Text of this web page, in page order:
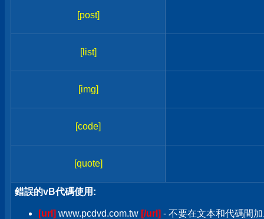
[post]
[list]
[img]
[code]
[quote]
錯誤的vB代碼使用:
[url] www.pcdvd.com.tw [/url] - 不要在文本和代碼間